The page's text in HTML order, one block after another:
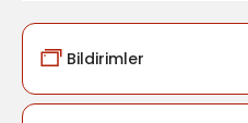
Bildirimler